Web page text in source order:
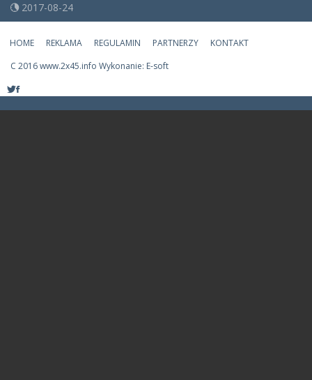
2017-08-24
HOME REKLAMA REGULAMIN PARTNERZY
KONTAKT
C 2016 www.2x45.info Wykonanie: E-soft